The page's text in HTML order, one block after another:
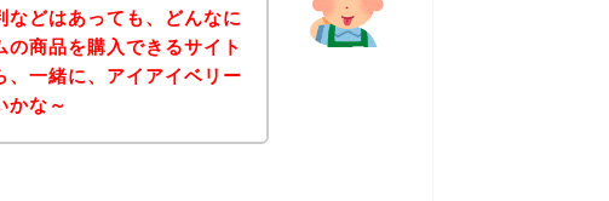
などはあっても、どんなに
商品を購入できるサイト
、一緒に、アイアイベリー
かな～